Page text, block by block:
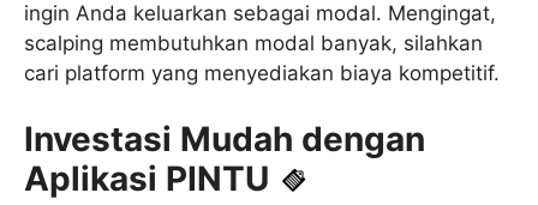
ingin Anda keluarkan sebagai modal. Mengingat,
scalping membutuhkan modal banyak, silahkan
cari platform yang menyediakan biaya kompetitif.
Investasi Mudah dengan
Aplikasi PINTU